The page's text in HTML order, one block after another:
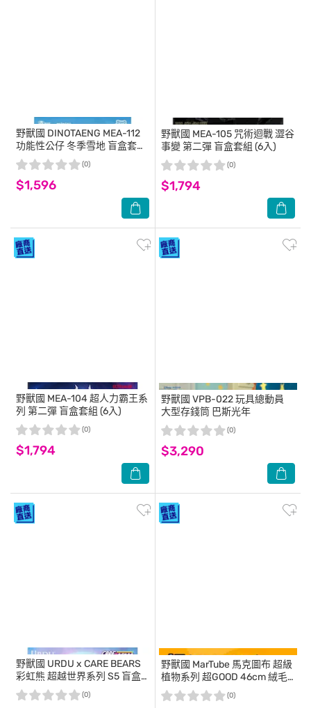
野獸國 DINOTAENG MEA-112
功能性公仔 冬季雪地 盲盒套組
(4入)
$1,596
(0)
野獸國 MEA-105 咒術迴戰 澀谷
事變 第二彈 盲盒套組 (6入)
$1,794
(0)
野獸國 MEA-104 超人力霸王系
列 第二彈 盲盒套組 (6入)
$1,794
(0)
野獸國 VPB-022 玩具總動員
大型存錢筒 巴斯光年
$3,290
(0)
野獸國 URDU x CARE BEARS
彩虹熊 超越世界系列 S5 盲盒
套組 (6入)
(0)
野獸國 MarTube 馬克圖布 超級
植物系列 超GOOD 46cm 絨毛
玩偶
(0)